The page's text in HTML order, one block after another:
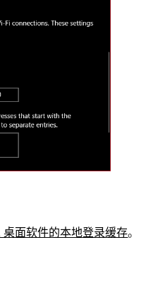
面软件的本地登录缓存。